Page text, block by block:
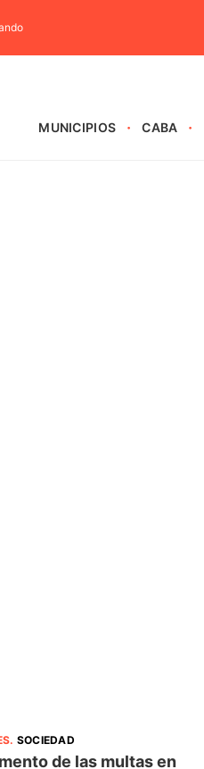
MUNICIPIOS CABA
. SOCIEDAD
de las multas en